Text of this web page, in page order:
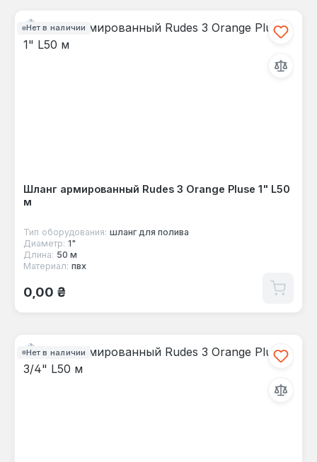
Нет в наличии
Шланг армированный Rudes 3 Orange Pluse 1" L50
м
Тип оборудования: шланг для полива
Диаметр: 1"
Длина: 50 м
Материал: пвх
Обычная цена:
0,00 ₴
Нет в наличии